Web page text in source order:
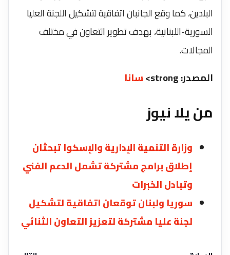
البلدين، كما وقع الجانبان اتفاقية لتشكيل اللجنة العليا
السورية-اللبنانية، بهدف تطوير التعاون في مختلف
المجالات.
المصدر: strong>
سانا
من يلا نيوز
وزارة التنمية الإدارية والإسكوا تبحثان
إطلاق برامج مشتركة تشمل الدعم الفني
وتبادل الخبرات
سوريا ولبنان توقعان اتفاقية لتشكيل
لجنة عليا مشتركة لتعزيز التعاون الثنائي